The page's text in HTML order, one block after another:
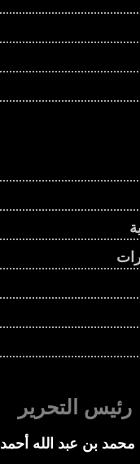
رئيس التحرير
محمد بن عبد الله أحمد